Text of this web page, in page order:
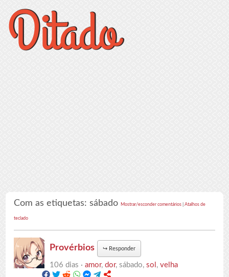
Com as etiquetas: sábadoMostrar/esconder comentários |Atalhos de
teclado
Provérbios ↪ Responder
106 dias ·amor,dor, sábado,sol ,velha